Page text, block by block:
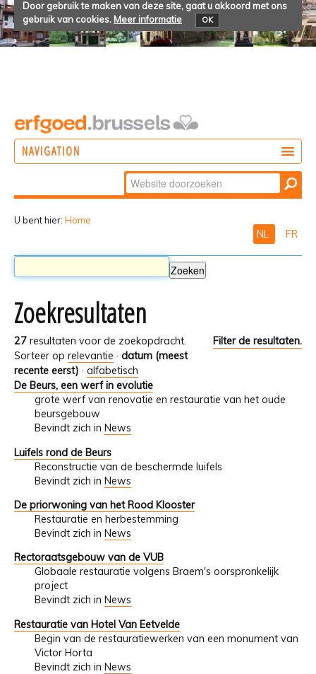
Door gebruik te maken van deze site, gaat u akkoord met ons
gebruik van cookies. Meer informatie OK
NAVIGATION
Zoek
Geavanceerd
U bent hier: Home
NL FR
Zoekresultaten
27 resultaten voor de zoekopdracht.
Filter de resultaten.
Sorteer op relevantie · datum (meest
recente eerst) · alfabetisch
De Beurs, een werf in evolutie
grote werf van renovatie en restauratie van het oude
beursgebouw
Bevindt zich in News
Luifels rond de Beurs
Reconstructie van de beschermde luifels
Bevindt zich in News
De priorwoning van het Rood Klooster
Restauratie en herbestemming
Bevindt zich in News
Rectoraatsgebouw van de VUB
Globaale restauratie volgens Braem's oorspronkelijk
project
Bevindt zich in News
Restauratie van Hotel Van Eetvelde
Begin van de restauratiewerken van een monument van
Victor Horta
Bevindt zich in News